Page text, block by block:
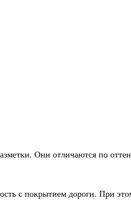
Они отличаются по
с покрытием дороги. При